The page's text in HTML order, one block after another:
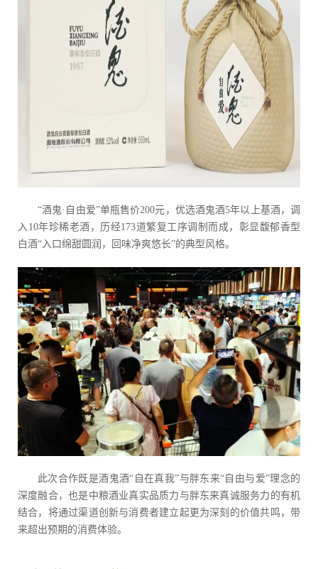
“酒鬼·自由爱”单瓶售价200元，优选酒鬼酒5年以上基酒，调
入10年珍稀老酒，历经173道繁复工序调制而成，彰显馥郁香型
白酒“入口绵甜圆润，回味净爽悠长”的典型风格。
此次合作既是酒鬼酒“自在真我”与胖东来“自由与爱”理念的
深度融合，也是中粮酒业真实品质力与胖东来真诚服务力的有机
结合，将通过渠道创新与消费者建立起更为深刻的价值共鸣，带
来超出预期的消费体验。